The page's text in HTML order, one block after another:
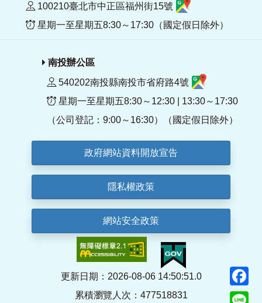
100210臺北市中正區福州街15號
星期一至星期五8:30～17:30（國定假日除外）
南投辦公區
540202南投縣南投市省府路4號
星期一至星期五8:30～12:30 | 13:30～17:30
（公司登記：9:00～16:30）（國定假日除外）
政府網站資料開放宣告
隱私權政策
網站安全政策
更新日期：2026-08-06 14:50:51.0
累積瀏覽人次：477518831